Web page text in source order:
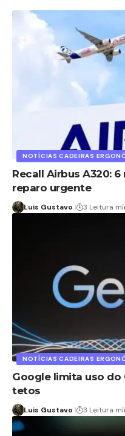
NOTÍCIAS CADEIRAS
Recall Airbus A320:
reparo urgente
Luis Gustavo 3 Leitura
NOTÍCIAS CADEIRAS
Google limita uso do
tetos
Luis Gustavo 3 Leitura